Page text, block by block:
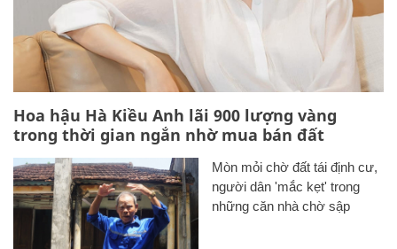
Hoa hậu Hà Kiều Anh lãi 900 lượng vàng
trong thời gian ngắn nhờ mua bán đất
Mòn mỏi chờ đất tái định cư,
người dân 'mắc kẹt' trong
những căn nhà chờ sập